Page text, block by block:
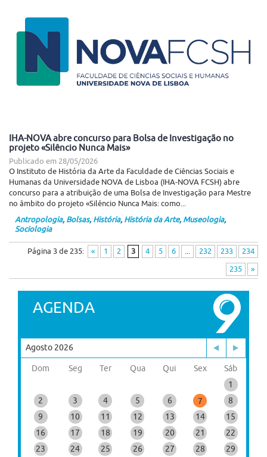
IHA-NOVA abre concurso para Bolsa de Investigação no
projeto «Silêncio Nunca Mais»
Publicado em 28/05/2026
O Instituto de História da Arte da Faculdade de Ciências Sociais e
Humanas da Universidade NOVA de Lisboa (IHA-NOVA FCSH) abre
concurso para a atribuição de uma Bolsa de Investigação para Mestre
no âmbito do projeto «Silêncio Nunca Mais: como...
Antropologia, Bolsas, História, História da Arte, Museologia,
Sociologia
Página 3 de 235: « 1 2 3 4 5 6 ... 232 233 234
235 »
AGENDA
Agosto 2026
Dom Seg Ter Qua Qui Sex
Sáb
1
2
3 4 5 6 7
8
9
10 11 12 13 14
15
16
17 18 19 20 21
22
23
24 25 26 27 28
29